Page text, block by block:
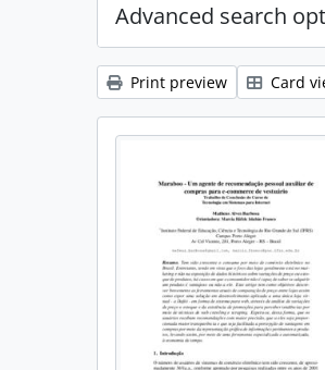
Advanced search
Print preview Card